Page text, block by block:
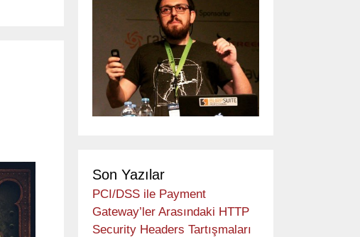
Son Yazılar
PCI/DSS ile Payment
Gateway’ler Arasındaki HTTP
Security Headers Tartışmaları